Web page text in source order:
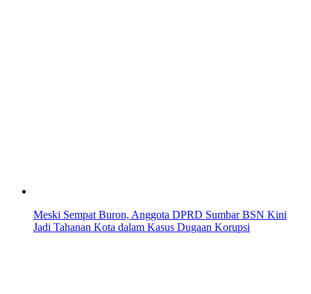
Meski Sempat Buron, Anggota DPRD Sumbar BSN Kini
Jadi Tahanan Kota dalam Kasus Dugaan Korupsi